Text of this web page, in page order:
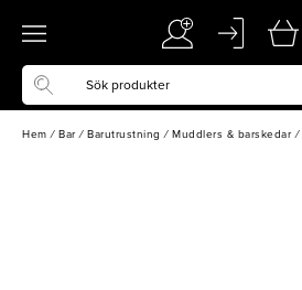
Hem / Bar / Barutrustning / Muddlers & barskedar /